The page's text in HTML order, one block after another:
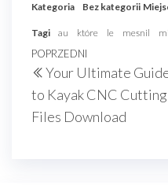
Kategoria Bez kategorii
Tagi au które le mesnil
Nawigacja
wpisu
Poprzedni
wpis
POPRZEDNI
Your Ultimate
to Kayak CNC Cutting
Files Download